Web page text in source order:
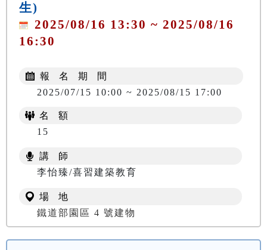
生)
2025/08/16 13:30 ~ 2025/08/16
16:30
報 名 期 間
2025/07/15 10:00 ~ 2025/08/15 17:00
名 額
15
講 師
李怡臻/喜習建築教育
場 地
鐵道部園區 4 號建物